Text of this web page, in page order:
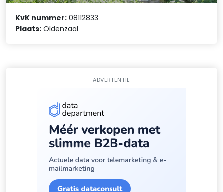
KvK nummer: 08112833
Plaats: Oldenzaal
ADVERTENTIE